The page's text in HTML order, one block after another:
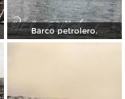
Barco petrolero.